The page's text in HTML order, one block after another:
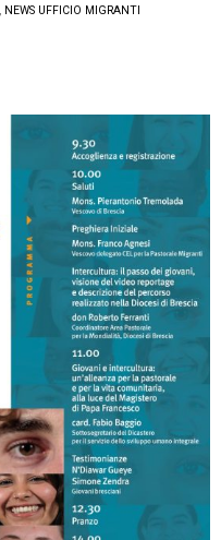
NEWS UFFICIO MIGRANTI